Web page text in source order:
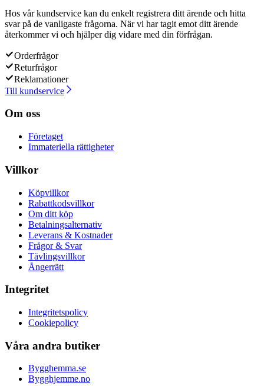
Hos vår kundservice kan du enkelt registrera ditt ärende och hitta
svar på de vanligaste frågorna. När vi har tagit emot ditt ärende
återkommer vi och hjälper dig vidare med din förfrågan.
Orderfrågor
Returfrågor
Reklamationer
Till kundservice
Om oss
Företaget
Immateriella rättigheter
Villkor
Köpvillkor
Rabattkodsvillkor
Om ditt köp
Betalningsalternativ
Leverans & Kostnader
Frågor & Svar
Tävlingsvillkor
Ångerrätt
Integritet
Integritetspolicy
Cookiepolicy
Våra andra butiker
Bygghemma.se
Bygghjemme.no